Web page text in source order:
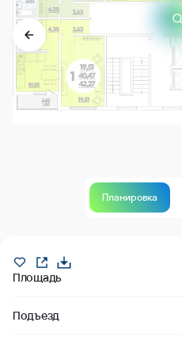
Планировка
Площадь
Подъезд